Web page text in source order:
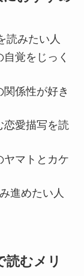
読みたい人
覚をじっく
係性が好き
恋愛描写を読
ヤマトとカケ
進めたい人
むメリ